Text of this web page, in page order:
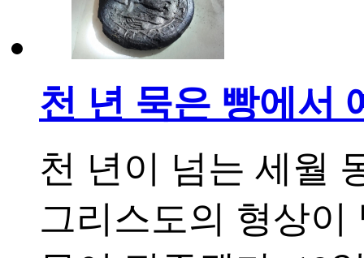
천 년 묵은 빵에서
천 년이 넘는 세월
그리스도의 형상이